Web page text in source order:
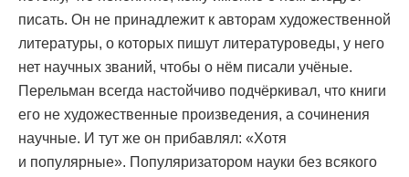
писать. Он не принадлежит к авторам художественной
литературы, о которых пишут литературоведы, у него
нет научных званий, чтобы о нём писали учёные.
Перельман всегда настойчиво подчёркивал, что книги
его не художественные произведения, а сочинения
научные. И тут же он прибавлял: «Хотя
и популярные». Популяризатором науки без всякого